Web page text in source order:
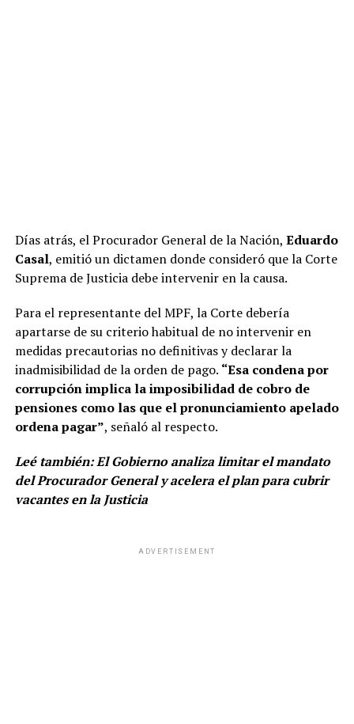
Días atrás, el Procurador General de la Nación, Eduardo
Casal, emitió un dictamen donde consideró que la Corte
Suprema de Justicia debe intervenir en la causa.
Para el representante del MPF, la Corte debería
apartarse de su criterio habitual de no intervenir en
medidas precautorias no definitivas y declarar la
inadmisibilidad de la orden de pago. “Esa condena por
corrupción implica la imposibilidad de cobro de
pensiones como las que el pronunciamiento apelado
ordena pagar”, señaló al respecto.
Leé también:El Gobierno analiza limitar el mandato
del Procurador General y acelera el plan para cubrir
vacantes en la Justicia
ADVERTISEMENT